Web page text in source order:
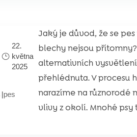
22.
května
2025
|pes
Jaký je důvod, že se
blechy nejsou
alternativních
přehlédnuta. V procesu
narazíme na různorodé
vlivy z okolí. Mnohé psy